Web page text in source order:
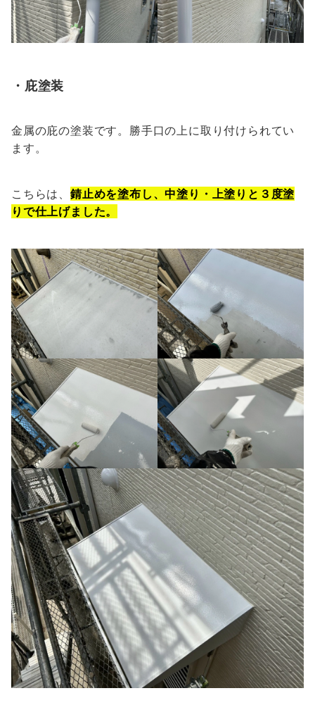
・庇塗装
金属の庇の塗装です。勝手口の上に取り付けられてい
ます。
こちらは、 錆止めを塗布し、中塗り・上塗りと３度塗
りで仕上げました。